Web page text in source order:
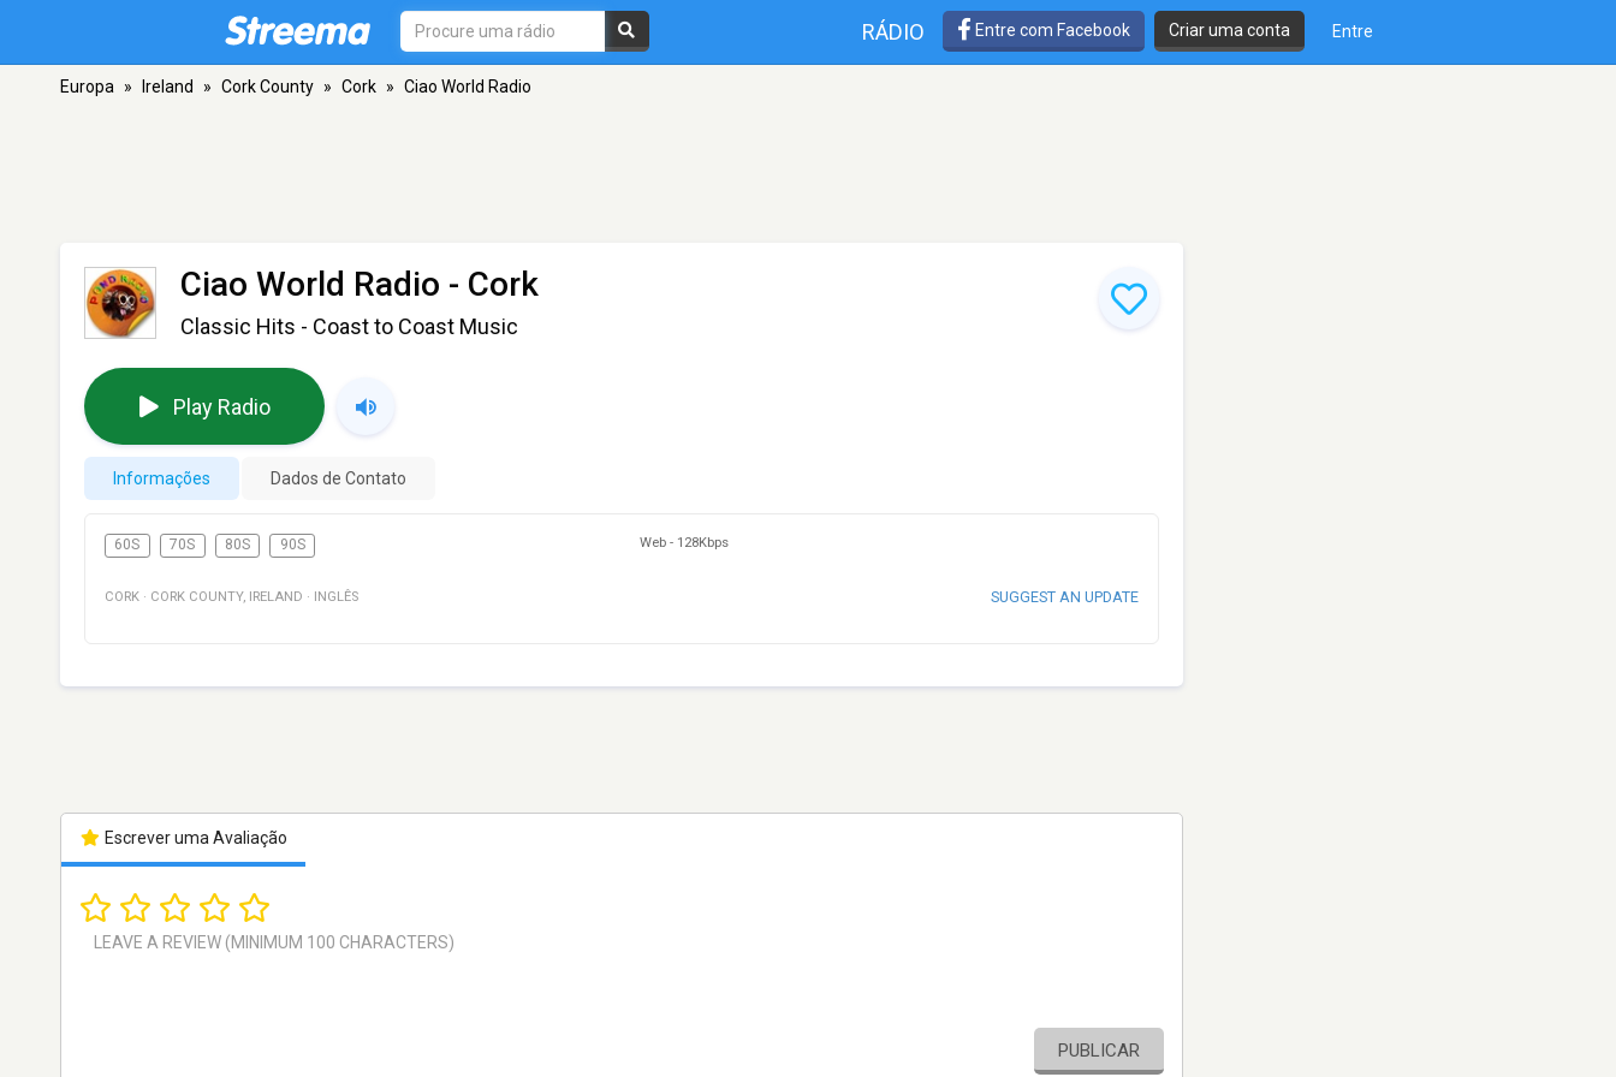
RÁDIO Entre com Facebook Criar uma conta Entre
Europa » Ireland » Cork County » Cork » Ciao World Radio
Ciao World Radio - Cork
Classic Hits - Coast to Coast Music
Play Radio
Informações Dados de Contato
60S 70S 80S 90S Web - 128Kbps
CORK · CORK COUNTY, IRELAND · INGLÊS SUGGEST AN UPDATE
Escrever uma Avaliação
PUBLICAR